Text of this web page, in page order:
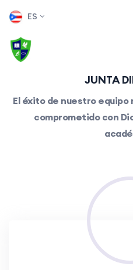
ES
JUNTA
El éxito de nuestro
comprometido con